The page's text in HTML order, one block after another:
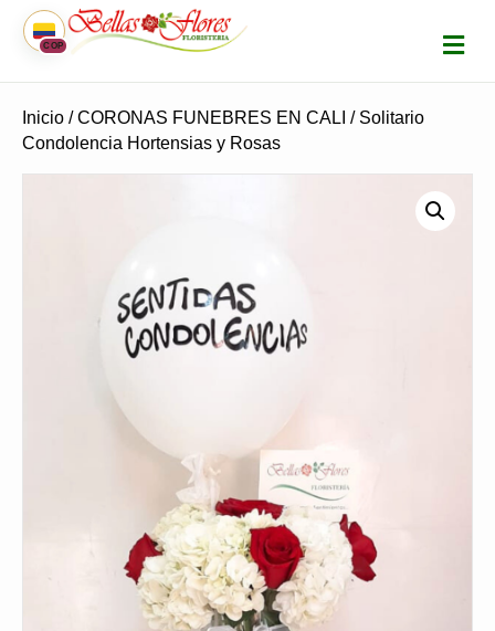
COP M
E
N
Inicio /CORONAS FUNEBRES EN CALI / Solitario
Condolencia Hortensias y Rosas